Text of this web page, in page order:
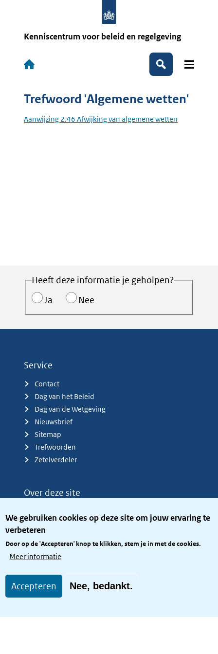
We gebruiken cookies op deze site om jouw ervaring te
verbeteren
Door op de 'Accepteren' knop te klikken, stem je in met de cookies.
Meer informatie
Accepteren Nee, bedankt.
Kenniscentrum voor beleid en regelgeving
Hoofdnavigatie
Zoeken
Trefwoord 'Algemene wetten'
Aanwijzing 2.46 Afwijking van algemene wetten
Heeft deze informatie je geholpen?
Ja
Nee
Service
Contact
Dag van het Beleid
Dag van de Wetgeving
Nieuwsbrief
Sitemap
Trefwoorden
Zetelverdeler
Over deze site
Privacy
Toegang site openbaar
Toegankelijkheid